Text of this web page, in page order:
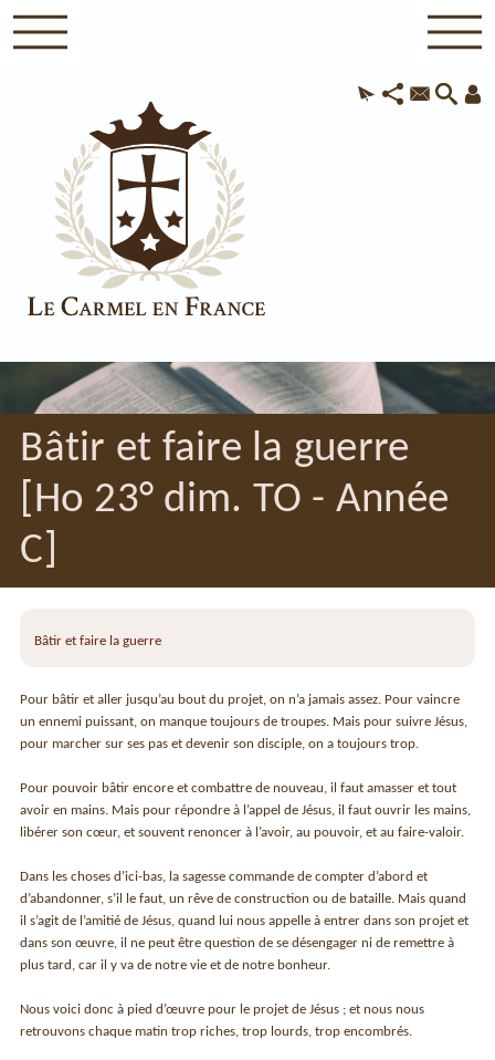
Bâtir et faire la guerre
[Ho 23° dim. TO - Année
C]
Bâtir et faire la guerre
Pour bâtir et aller jusqu’au bout du projet, on n’a jamais assez. Pour vaincre
un ennemi puissant, on manque toujours de troupes. Mais pour suivre Jésus,
pour marcher sur ses pas et devenir son disciple, on a toujours trop.
Pour pouvoir bâtir encore et combattre de nouveau, il faut amasser et tout
avoir en mains. Mais pour répondre à l’appel de Jésus, il faut ouvrir les mains,
libérer son cœur, et souvent renoncer à l’avoir, au pouvoir, et au faire-valoir.
Dans les choses d’ici-bas, la sagesse commande de compter d’abord et
d’abandonner, s’il le faut, un rêve de construction ou de bataille. Mais quand
il s’agit de l’amitié de Jésus, quand lui nous appelle à entrer dans son projet et
dans son œuvre, il ne peut être question de se désengager ni de remettre à
plus tard, car il y va de notre vie et de notre bonheur.
Nous voici donc à pied d’œuvre pour le projet de Jésus ; et nous nous
retrouvons chaque matin trop riches, trop lourds, trop encombrés.